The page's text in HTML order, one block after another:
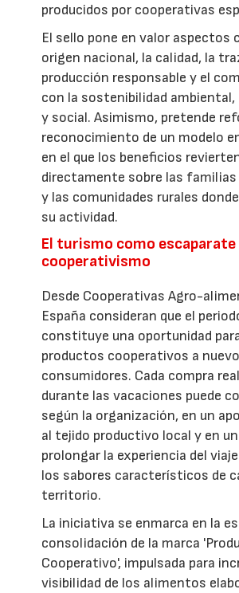
producidos por cooperativas
El sello pone en valor aspectos
origen nacional, la calidad, la
producción responsable y el
con la sostenibilidad ambiental,
y social. Asimismo, pretende
reconocimiento de un modelo
en el que los beneficios
directamente sobre las
y las comunidades rurales
su actividad.
El turismo como escaparate
cooperativismo
Desde Cooperativas Agro-
España consideran que el
constituye una oportunidad
productos cooperativos a
consumidores. Cada compra
durante las vacaciones puede
según la organización, en un
al tejido productivo local y en
prolongar la experiencia del
los sabores característicos de
territorio.
La iniciativa se enmarca en la
consolidación de la marca
Cooperativo', impulsada para
visibilidad de los alimentos